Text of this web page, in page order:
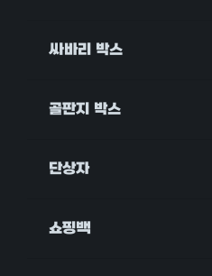
싸바리 박스
골판지 박스
단상자
쇼핑백